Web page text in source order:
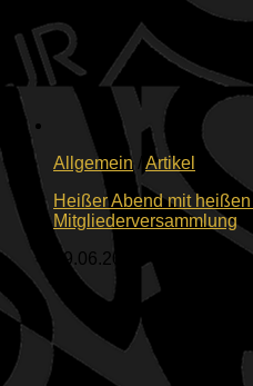
Allgemein / Artikel
Heißer Abend mit
Mitgliederversammlung
19.06.2026